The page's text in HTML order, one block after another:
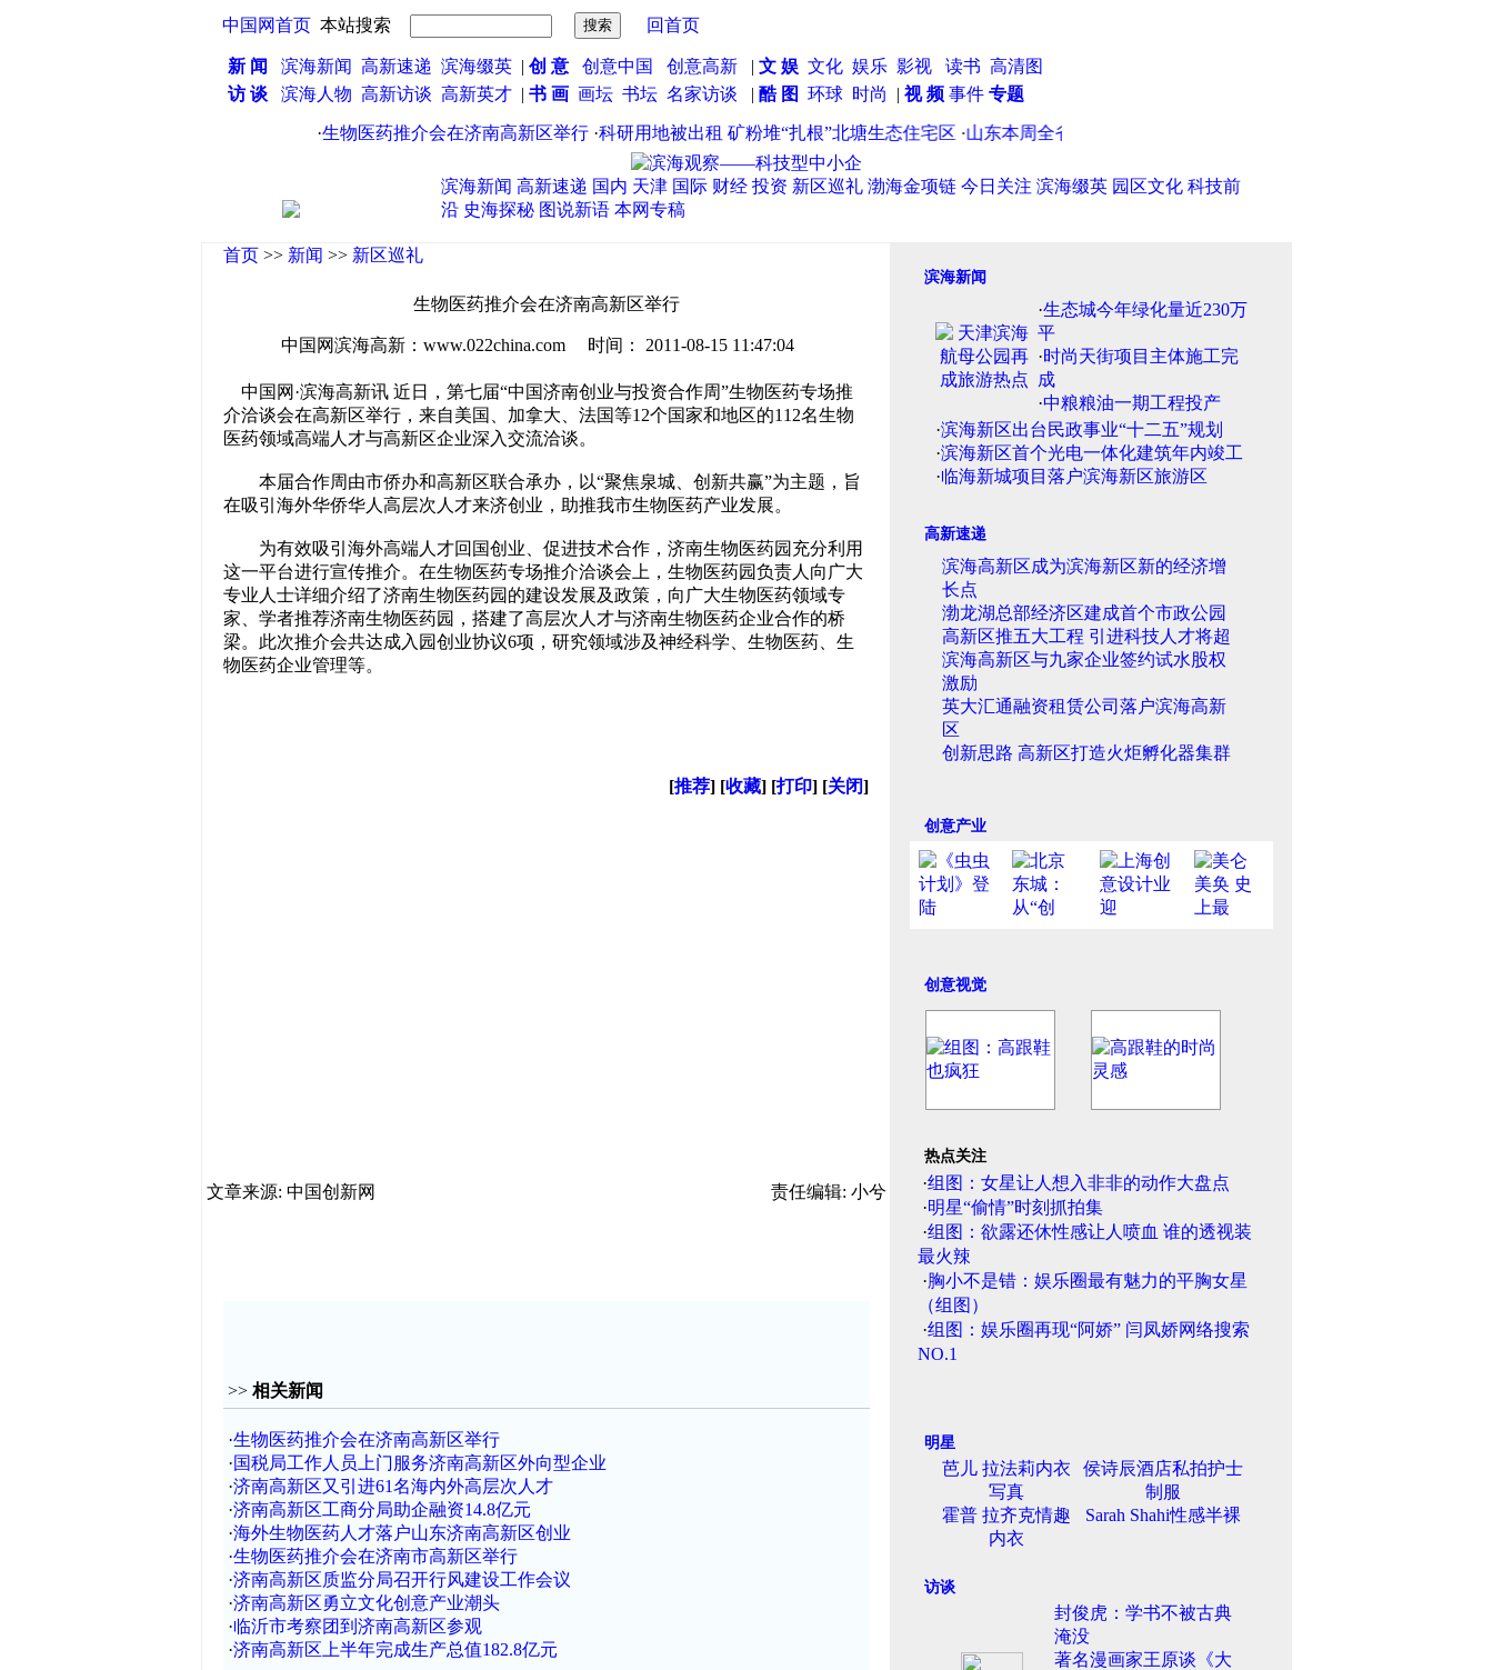
中国网首页 本站搜索 回首页
新 闻 滨海新闻 高新速递 滨海缀英| 创 意 创意中国 创意高新 | 文 娱 文化 娱乐 影视 读书 高清图
访 谈
滨海人物 高新访谈 高新英才 | 书 画 画坛 书坛 名家访谈 | 酷 图 环球 时尚 | 视 频事件 专题
生物医药推介会在济南高新区举行·科研用地被出租 矿粉堆“扎根”北塘生态住宅区·山东本周全省阴雨天气频繁 气温将有所下降
滨海新闻 高新速递 国内 天津 国际 财经 投资 新区巡礼 渤海金项链 今日关注 滨海缀英 园区文化 科技前
沿 史海探秘 图说新语 本网专稿
首页 >> 新闻 >> 新区巡礼
生物医药推介会在济南高新区举行
中国网滨海高新：www.022china.com 时间： 2011-08-15 11:47:04
中国网·滨海高新讯 近日，第七届“中国济南创业与投资合作周”生物医药专场推
介洽谈会在高新区举行，来自美国、加拿大、法国等12个国家和地区的112名生物
医药领域高端人才与高新区企业深入交流洽谈。
本届合作周由市侨办和高新区联合承办，以“聚焦泉城、创新共赢”为主题，旨
在吸引海外华侨华人高层次人才来济创业，助推我市生物医药产业发展。
为有效吸引海外高端人才回国创业、促进技术合作，济南生物医药园充分利用
这一平台进行宣传推介。在生物医药专场推介洽谈会上，生物医药园负责人向广大
专业人士详细介绍了济南生物医药园的建设发展及政策，向广大生物医药领域专
家、学者推荐济南生物医药园，搭建了高层次人才与济南生物医药企业合作的桥
梁。此次推介会共达成入园创业协议6项，研究领域涉及神经科学、生物医药、生
物医药企业管理等。
[推荐] [收藏] [打印] [关闭]
文章来源: 中国创新网 责任编辑: 小兮
>> 相关新闻
·生物医药推介会在济南高新区举行
·国税局工作人员上门服务济南高新区外向型企业
·济南高新区又引进61名海内外高层次人才
·济南高新区工商分局助企融资14.8亿元
·海外生物医药人才落户山东济南高新区创业
·生物医药推介会在济南市高新区举行
·济南高新区质监分局召开行风建设工作会议
·济南高新区勇立文化创意产业潮头
·临沂市考察团到济南高新区参观
·济南高新区上半年完成生产总值182.8亿元
滨海新闻
·生态城今年绿化量近230万
平
·时尚天街项目主体施工完
成
·中粮粮油一期工程投产
·滨海新区出台民政事业“十二五”规划
·滨海新区首个光电一体化建筑年内竣工
·临海新城项目落户滨海新区旅游区
高新速递
滨海高新区成为滨海新区新的经济增
长点
渤龙湖总部经济区建成首个市政公园
高新区推五大工程 引进科技人才将超
滨海高新区与九家企业签约试水股权
激励
英大汇通融资租赁公司落户滨海高新
区
创新思路 高新区打造火炬孵化器集群
创意产业
创意视觉
热点关注
·组图：女星让人想入非非的动作大盘点
·明星“偷情”时刻抓拍集
·组图：欲露还休性感让人喷血 谁的透视装
最火辣
·胸小不是错：娱乐圈最有魅力的平胸女星
（组图）
·组图：娱乐圈再现“阿娇” 闫凤娇网络搜索
NO.1
明星
芭儿 拉法莉内衣
写真
侯诗辰酒店私拍护士
制服
霍普 拉齐克情趣
内衣
Sarah Shahi性感半裸
访谈
封俊虎：学书不被古典
淹没
著名漫画家王原谈《大